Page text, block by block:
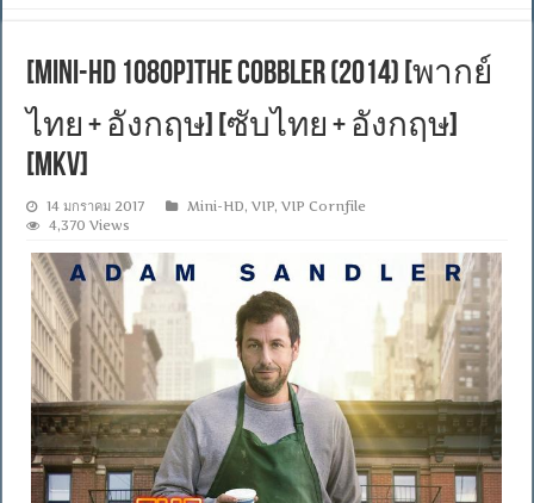
[MINI-HD 1080P]The Cobbler (2014) [พากย์
ไทย + อังกฤษ] [ซับไทย + อังกฤษ]
[MKV]
14 มกราคม 2017 Mini-HD,VIP,VIP Cornfile
4,370 Views